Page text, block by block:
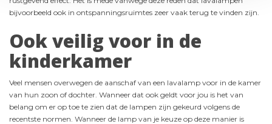
bijvoorbeeld ook in ontspanningsruimtes zeer vaak terug te vinden zijn.
Ook veilig voor in de
kinderkamer
Veel mensen overwegen de aanschaf van een lavalamp voor in de kamer
van hun zoon of dochter. Wanneer dat ook geldt voor jou is het van
belang om er op toe te zien dat de lampen zijn gekeurd volgens de
recentste normen. Wanneer de lamp van je keuze op deze manier is